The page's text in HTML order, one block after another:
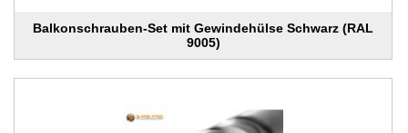
Balkonschrauben-Set mit Gewindehülse Schwarz (RAL
9005)